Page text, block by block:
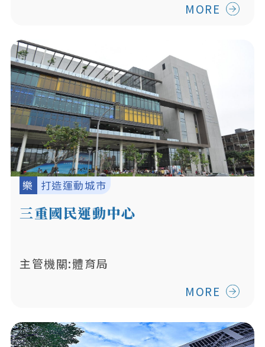
MORE
樂 打造運動城市
三重國民運動中心
主管機關:體育局
MORE